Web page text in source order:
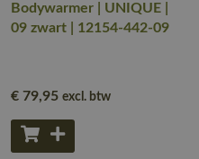
Bodywarmer | UNIQUE |
09 zwart | 12154-442-09
€ 79,95 excl. btw